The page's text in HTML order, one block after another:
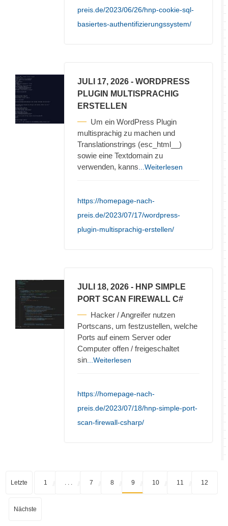
preis.de/2023/06/26/hnp-cookie-sql-
basiertes-authentifizierungssystem/
JULI 17, 2026 - WORDPRESS
PLUGIN MULTISPRACHIG
ERSTELLEN
Um ein WordPress Plugin
multisprachig zu machen und
Translationstrings (esc_html__)
sowie eine Textdomain zu
verwenden, kanns ...Weiterlesen
https://homepage-nach-
preis.de/2023/07/17/wordpress-
plugin-multisprachig-erstellen/
JULI 18, 2026 - HNP SIMPLE
PORT SCAN FIREWALL C#
Hacker / Angreifer nutzen
Portscans, um festzustellen, welche
Ports auf einem Server oder
Computer offen / freigeschaltet
sin ...Weiterlesen
https://homepage-nach-
preis.de/2023/07/18/hnp-simple-port-
scan-firewall-csharp/
Letzte 1 7 8 9 10 11 12
Nächste